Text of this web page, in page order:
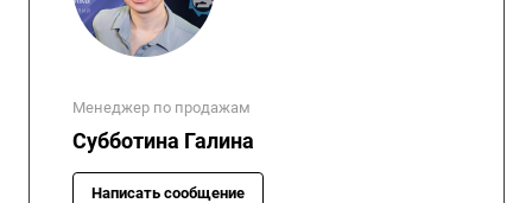
Менеджер по продажам
Субботина Галина
Написать сообщение